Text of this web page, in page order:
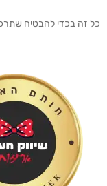
כל זה בכדי להבטיח